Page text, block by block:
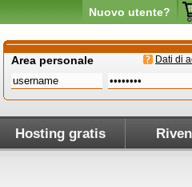
Nuovo utente?
Dati di
Area personale
Hosting gratis